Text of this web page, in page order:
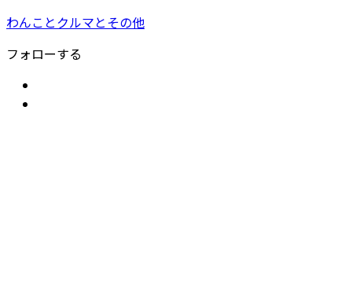
わんことクルマとその他
フォローする